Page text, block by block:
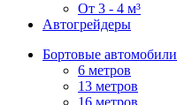
От 3 - 4 м³
Автогрейдеры
Бортовые автомобили
6 метров
13 метров
16 метров